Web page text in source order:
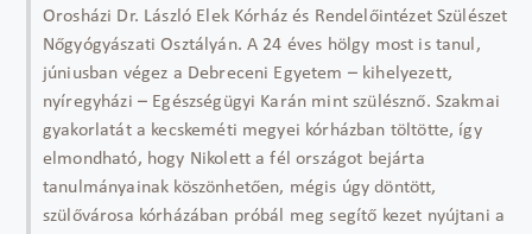
Orosházi Dr. László Elek Kórház és Rendelőintézet Szülészet
Nőgyógyászati Osztályán. A 24 éves hölgy most is tanul,
júniusban végez a Debreceni Egyetem – kihelyezett,
nyíregyházi – Egészségügyi Karán mint szülésznő. Szakmai
gyakorlatát a kecskeméti megyei kórházban töltötte, így
elmondható, hogy Nikolett a fél országot bejárta
tanulmányainak köszönhetően, mégis úgy döntött,
szülővárosa kórházában próbál meg segítő kezet nyújtani a